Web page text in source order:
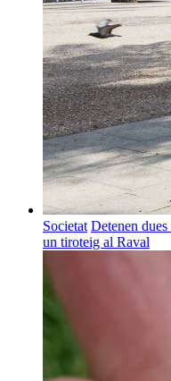
Societat Detenen
un tiroteig al Raval